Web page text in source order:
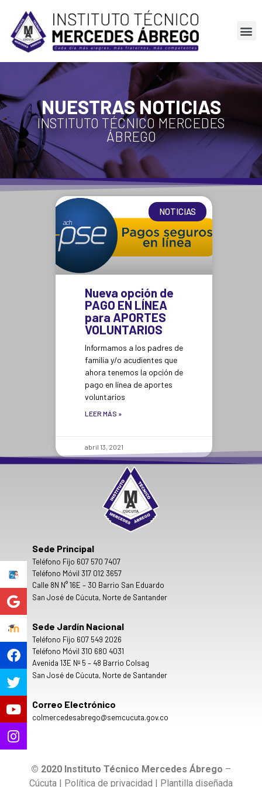
NUESTRAS NOTICIAS
INSTITUTO TÉCNICO MERCEDES
ÁBREGO
NOTICIAS
Nueva opción de
PAGO EN LÍNEA
para APORTES
VOLUNTARIOS
Informamos a los padres de
familia y/o acudientes que
ahora tenemos la opción de
pago en línea de aportes
voluntarios
LEER MÁS »
abril 13, 2021
Sede Principal
Teléfono Fijo 607 570 7407
Teléfono Móvil 317 012 3657
Calle 8N N° 16E – 30 Barrio San Eduardo
San José de Cúcuta, Norte de Santander
Sede Jardín Nacional
Teléfono Fijo 607 549 2026
Teléfono Móvil 310 680 4031
Avenida 13E Nº 5 – 48 Barrio Colsag
San José de Cúcuta, Norte de Santander
Correo Electrónico
colmercedesabrego@semcucuta.gov.co
© 2020 Instituto Técnico Mercedes Ábrego –
Cúcuta | Política de privacidad | Plantilla diseñada